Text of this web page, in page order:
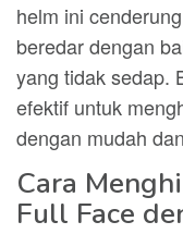
helm ini
beredar dengan
yang tidak sedap.
efektif untuk
dengan mudah
Cara
Full Face